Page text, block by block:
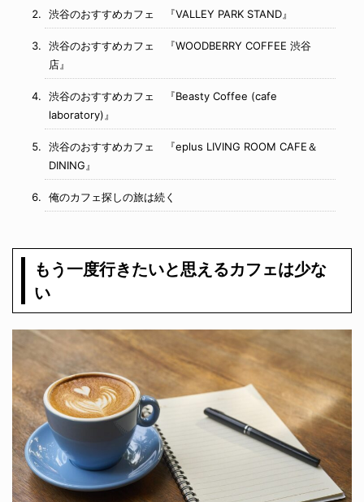
渋谷のおすすめカフェ 『VALLEY PARK STAND』
渋谷のおすすめカフェ 『WOODBERRY COFFEE 渋谷
店』
渋谷のおすすめカフェ 『Beasty Coffee (cafe
laboratory)』
渋谷のおすすめカフェ 『eplus LIVING ROOM CAFE＆
DINING』
俺のカフェ探しの旅は続く
もう一度行きたいと思えるカフェは少な
い